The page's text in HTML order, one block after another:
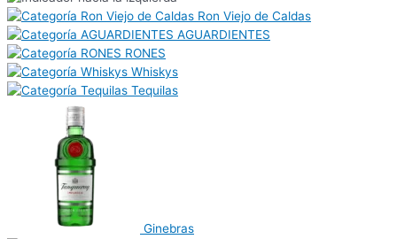
Ron Viejo de Caldas
AGUARDIENTES
RONES
Whiskys
Tequilas
Ginebras